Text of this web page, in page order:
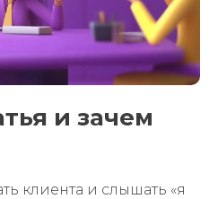
и зачем
клиента и слышать «я